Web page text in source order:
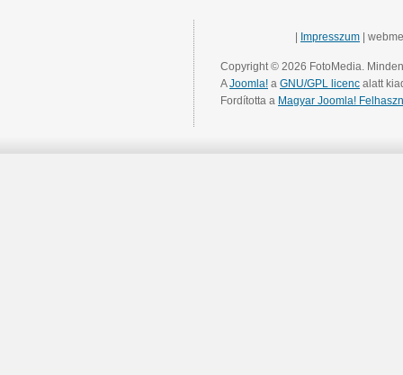
Impresszum |
Copyright © 2026 FotoMedia.
AJoomla! a GNU/GPL licenc alatt
Fordította a Magyar Joomla!